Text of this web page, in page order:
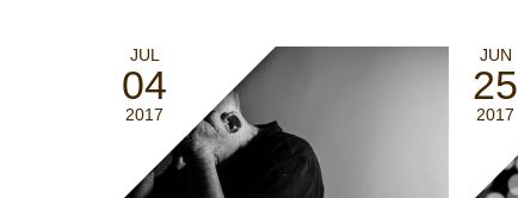
JUL
04
2017
JUN
25
2017